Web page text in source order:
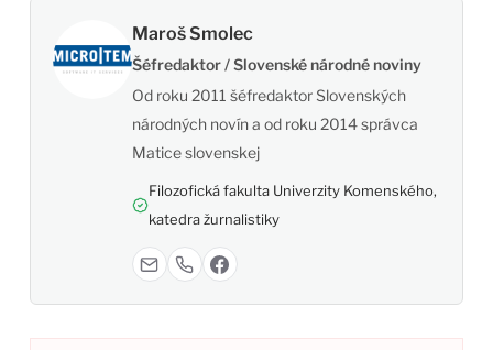
Maroš Smolec
Šéfredaktor / Slovenské národné noviny
Od roku 2011 šéfredaktor Slovenských
národných novín a od roku 2014 správca
Matice slovenskej
Filozofická fakulta Univerzity Komenského,
katedra žurnalistiky